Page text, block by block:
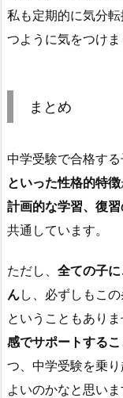
私も定期的に気分
つように気をつけま
まとめ
中学受験で合格する
といった性格的特徴
計画的な学習、復
共通しています。
ただし、 全ての子
んし、必ずしもこ
ということもありま
感でサポートするこ
つ、中学受験を乗
よいのかなと思いま